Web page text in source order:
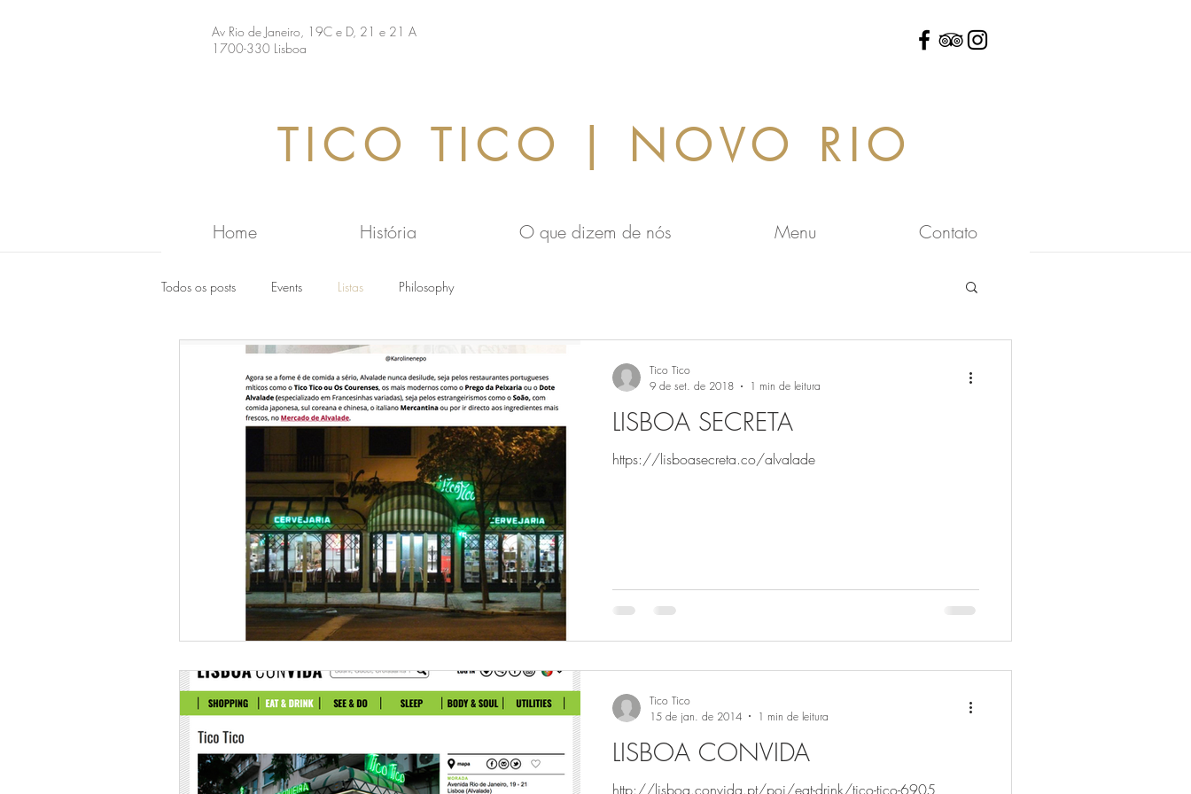
Av Rio de Janeiro, 19C e D, 21 e 21 A
1700-330 Lisboa
TICO TICO | NOVO RIO
Home História O que dizem de nós Menu Contato
Todos os posts Events Listas Philosophy
LISBOA SECRETA
https://lisboasecreta.co/alvalade
Tico Tico
9 de set. de 2018
1 min de leitura
LISBOA CONVIDA
http://lisboa.convida.pt/poi/eat-drink/tico-tico-6905
Tico Tico
15 de jan. de 2014
1 min de leitura